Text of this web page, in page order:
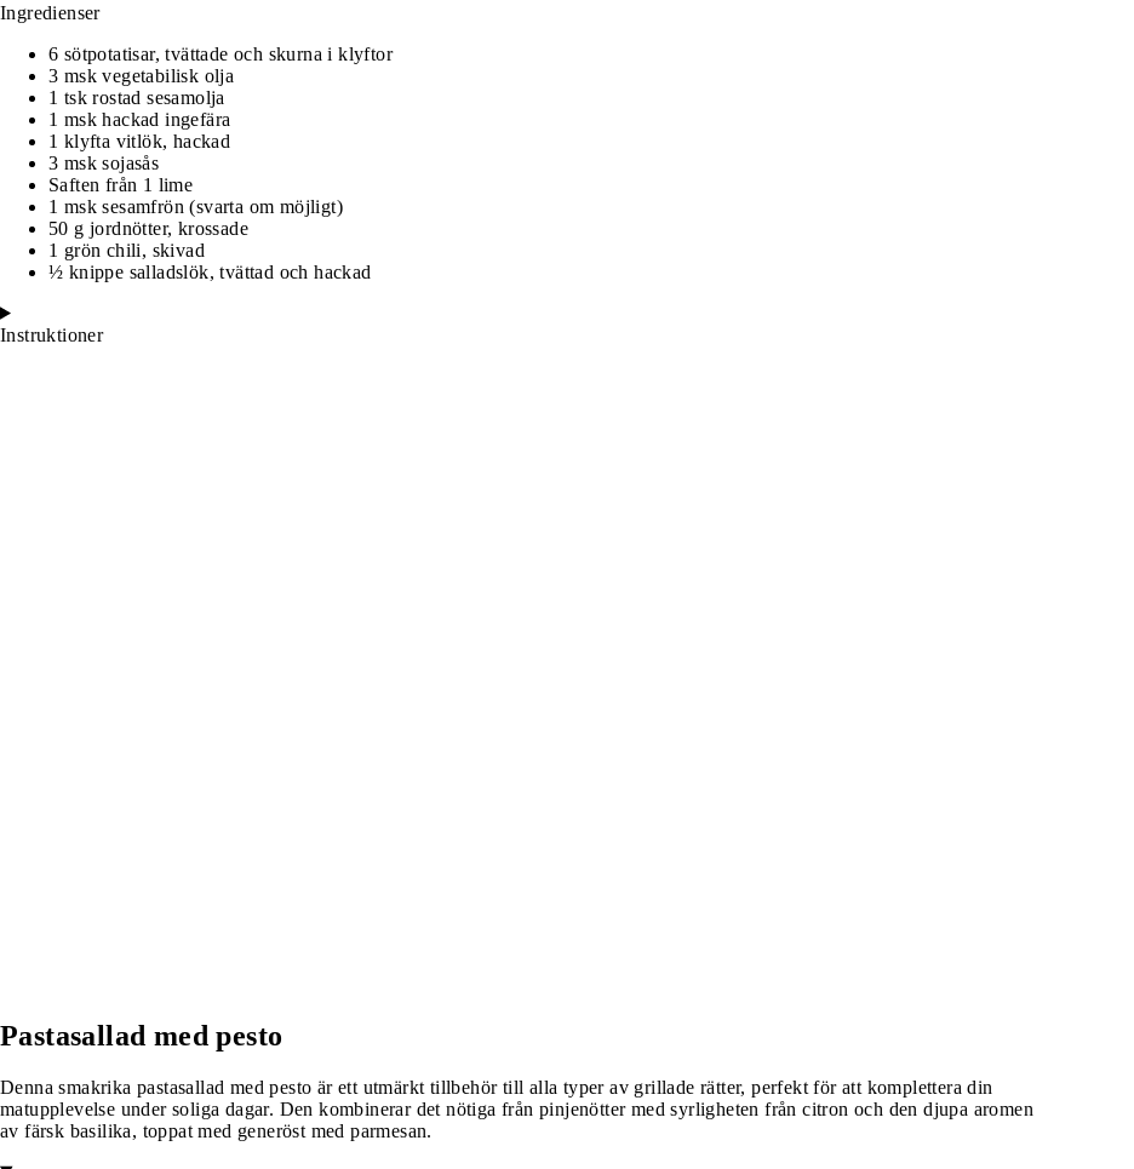
Ingredienser
6 sötpotatisar, tvättade och skurna i klyftor
3 msk vegetabilisk olja
1 tsk rostad sesamolja
1 msk hackad ingefära
1 klyfta vitlök, hackad
3 msk sojasås
Saften från 1 lime
1 msk sesamfrön (svarta om möjligt)
50 g jordnötter, krossade
1 grön chili, skivad
½ knippe salladslök, tvättad och hackad
Instruktioner
Pastasallad med pesto
Denna smakrika pastasallad med pesto är ett utmärkt tillbehör till alla typer av grillade rätter, perfekt för att komplettera din
matupplevelse under soliga dagar. Den kombinerar det nötiga från pinjenötter med syrligheten från citron och den djupa aromen
av färsk basilika, toppat med generöst med parmesan.